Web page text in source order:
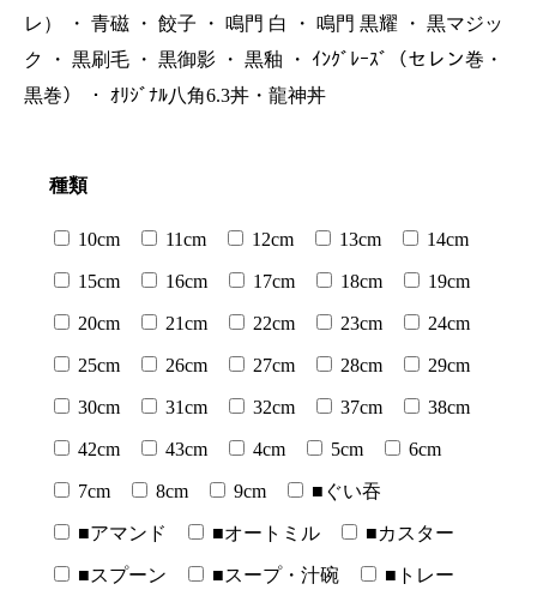
レ）
・ 青磁 ・ 餃子 ・ 鳴門 白 ・ 鳴門 黒耀 ・ 黒マジッ
ク
・ 黒刷毛 ・ 黒御影 ・ 黒釉 ・
ｲﾝｸﾞﾚｰｽﾞ（セレン巻・
黒巻）
・ ｵﾘｼﾞﾅﾙ八角6.3丼・龍神丼
種類
10cm 11cm 12cm 13cm 14cm
15cm 16cm 17cm 18cm 19cm
20cm 21cm 22cm 23cm 24cm
25cm 26cm 27cm 28cm 29cm
30cm 31cm 32cm 37cm 38cm
42cm 43cm 4cm 5cm 6cm
7cm 8cm 9cm ■ぐい吞
■アマンド ■オートミル ■カスター
■スプーン ■スープ・汁碗 ■トレー